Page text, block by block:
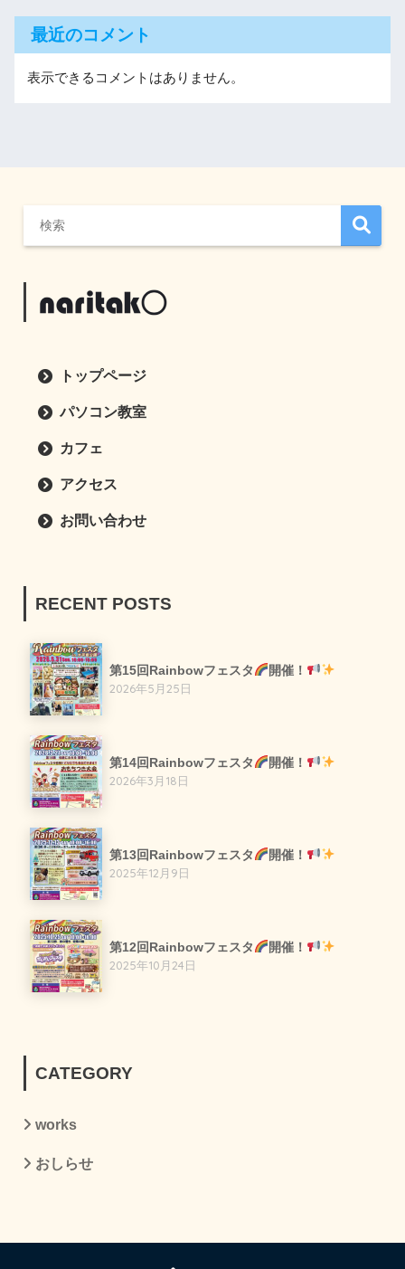
最近のコメント
表示できるコメントはありません。
トップページ
パソコン教室
カフェ
アクセス
お問い合わせ
RECENT POSTS
第15回Rainbowフェスタ
開催！
2026年5月25日
第14回Rainbowフェスタ
開催！
2026年3月18日
第13回Rainbowフェスタ
開催！
2025年12月9日
第12回Rainbowフェスタ
開催！
2025年10月24日
CATEGORY
works
おしらせ